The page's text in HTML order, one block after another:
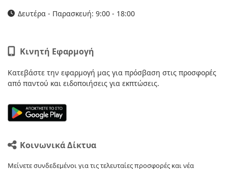
Δευτέρα - Παρασκευή: 9:00 - 18:00
Κινητή Εφαρμογή
Κατεβάστε την εφαρμογή μας για πρόσβαση στις προσφορές
από παντού και ειδοποιήσεις για εκπτώσεις.
Κοινωνικά Δίκτυα
Μείνετε συνδεδεμένοι για τις τελευταίες προσφορές και νέα